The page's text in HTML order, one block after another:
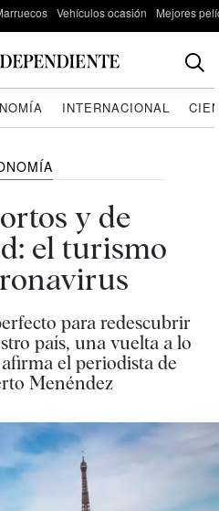
Vehículos ocasión Mejores
INTERNACIONAL
y de
el turismo
para redescubrir
país, una vuelta a lo
el periodista de
Menéndez